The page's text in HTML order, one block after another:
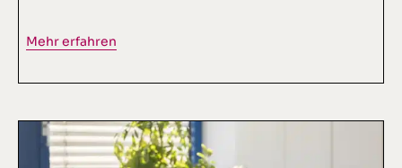
Mehr erfahren